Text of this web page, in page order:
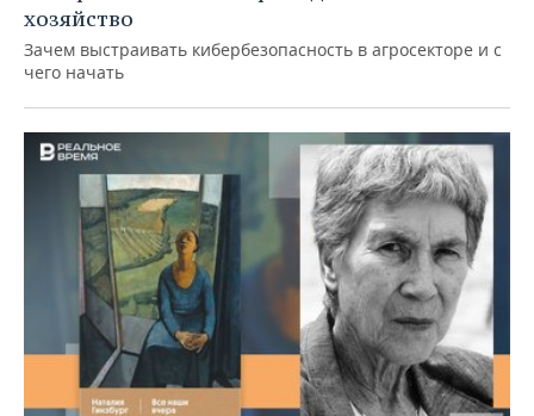
хозяйство
Зачем выстраивать кибербезопасность в агросекторе и с
чего начать